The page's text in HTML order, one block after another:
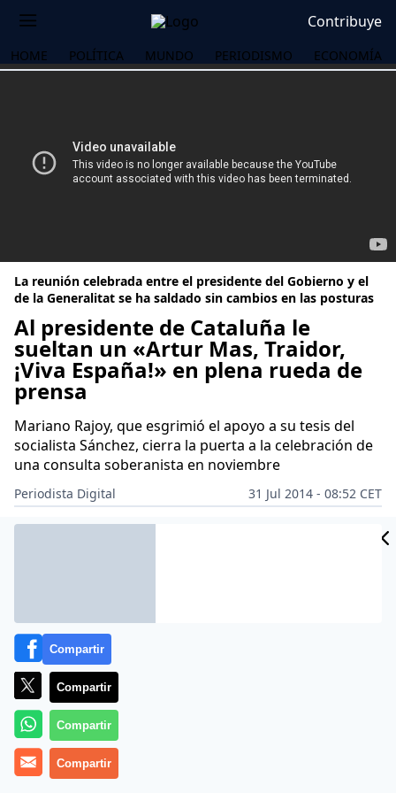
Contribuye
HOME POLÍTICA MUNDO PERIODISMO ECONOMÍA
La reunión celebrada entre el presidente del Gobierno y el
de la Generalitat se ha saldado sin cambios en las posturas
Al presidente de Cataluña le
sueltan un «Artur Mas, Traidor,
¡Viva España!» en plena rueda de
prensa
Mariano Rajoy, que esgrimió el apoyo a su tesis del
socialista Sánchez, cierra la puerta a la celebración de
una consulta soberanista en noviembre
Periodista Digital
31 Jul 2014 - 08:52 CET
Archivado en: ARTUR MAS
Compartir
Compartir
Compartir
Compartir